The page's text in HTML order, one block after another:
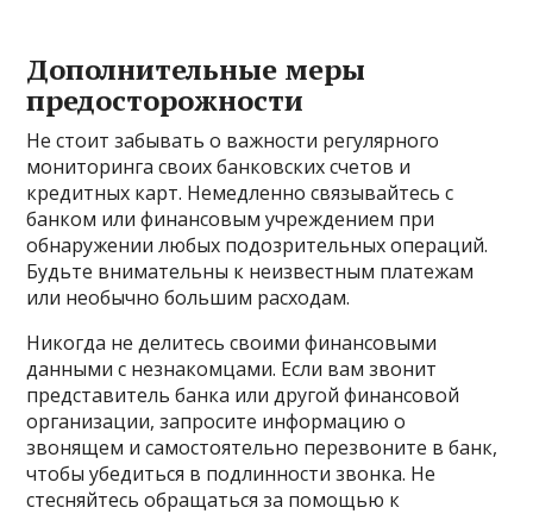
Дополнительные меры
предосторожности
Не стоит забывать о важности регулярного
мониторинга своих банковских счетов и
кредитных карт. Немедленно связывайтесь с
банком или финансовым учреждением при
обнаружении любых подозрительных операций.
Будьте внимательны к неизвестным платежам
или необычно большим расходам.
Никогда не делитесь своими финансовыми
данными с незнакомцами. Если вам звонит
представитель банка или другой финансовой
организации, запросите информацию о
звонящем и самостоятельно перезвоните в банк,
чтобы убедиться в подлинности звонка. Не
стесняйтесь обращаться за помощью к